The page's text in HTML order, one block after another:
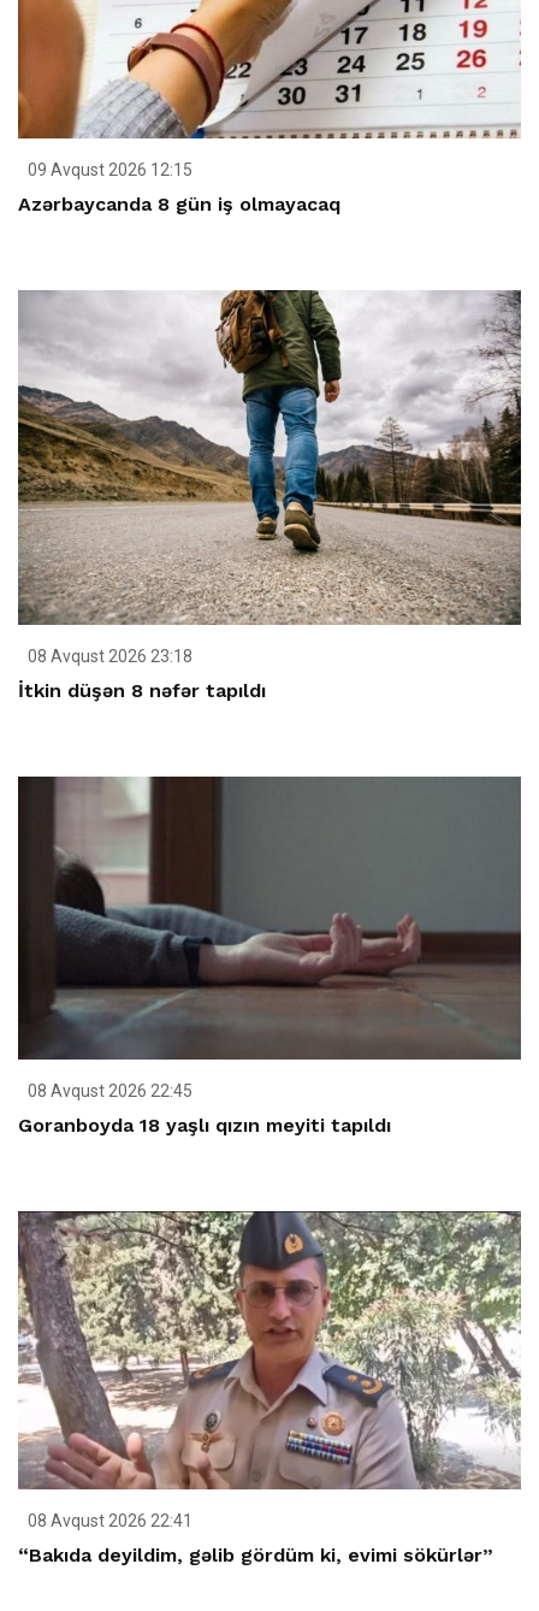
09 Avqust 2026 12:15
Azərbaycanda 8 gün iş olmayacaq
08 Avqust 2026 23:18
İtkin düşən 8 nəfər tapıldı
08 Avqust 2026 22:45
Goranboyda 18 yaşlı qızın meyiti tapıldı
08 Avqust 2026 22:41
“Bakıda deyildim, gəlib gördüm ki, evimi sökürlər”